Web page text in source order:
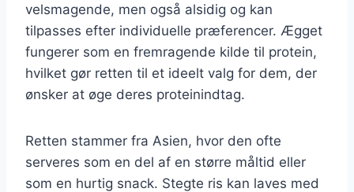
velsmagende, men også alsidig og kan
tilpasses efter individuelle præferencer. Ægget
fungerer som en fremragende kilde til protein,
hvilket gør retten til et ideelt valg for dem, der
ønsker at øge deres proteinindtag.
Retten stammer fra Asien, hvor den ofte
serveres som en del af en større måltid eller
som en hurtig snack. Stegte ris kan laves med